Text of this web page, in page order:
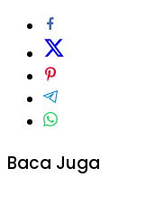
Baca Juga